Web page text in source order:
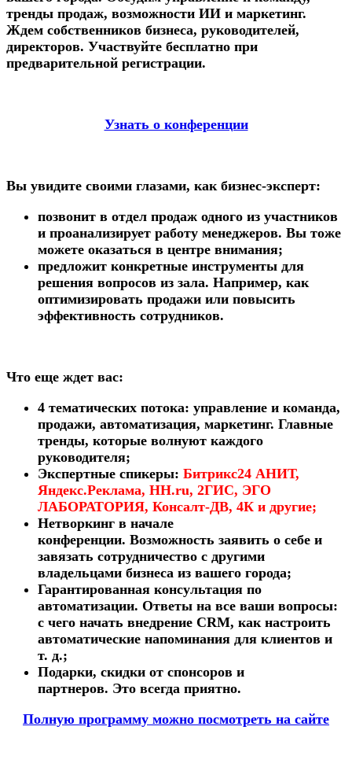
тренды продаж, возможности ИИ и маркетинг.
Ждем собственников бизнеса, руководителей,
директоров. Участвуйте бесплатно при
предварительной регистрации.
Узнать о конференции
Вы увидите своими глазами, как бизнес-эксперт:
позвонит в отдел продаж одного из участников
и проанализирует работу менеджеров. Вы тоже
можете оказаться в центре внимания;
предложит конкретные инструменты для
решения вопросов из зала. Например, как
оптимизировать продажи или повысить
эффективность сотрудников.
Что еще ждет вас:
4 тематических потока: управление и команда,
продажи, автоматизация, маркетинг. Главные
тренды, которые волнуют каждого
руководителя;
Экспертные спикеры: Битрикс24 АНИТ,
Яндекс.Реклама, HH.ru, 2ГИС, ЭГО
ЛАБОРАТОРИЯ, Консалт-ДВ, 4К и другие;
Нетворкинг в начале
конференции. Возможность заявить о себе и
завязать сотрудничество с другими
владельцами бизнеса из вашего города;
Гарантированная консультация по
автоматизации. Ответы на все ваши вопросы:
с чего начать внедрение CRM, как настроить
автоматические напоминания для клиентов и
т. д.;
Подарки, скидки от спонсоров и
партнеров. Это всегда приятно.
Полную программу можно посмотреть на сайте